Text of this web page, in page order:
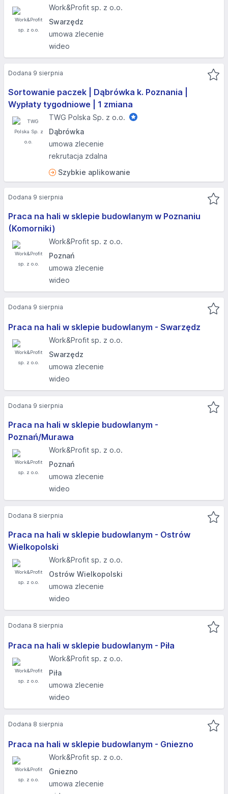
Work&Profit sp. z o.o.
Swarzędz
umowa zlecenie
wideo
Sortowanie paczek | Dąbrówka k. Poznania |
Wypłaty tygodniowe | 1 zmiana
TWG Polska Sp. z o.o.
Dąbrówka
umowa zlecenie
rekrutacja zdalna
Szybkie aplikowanie
Dodana 9 sierpnia
Praca na hali w sklepie budowlanym w Poznaniu
(Komorniki) ​
Work&Profit sp. z o.o.
Poznań
umowa zlecenie
wideo
Dodana 9 sierpnia
Praca na hali w sklepie budowlanym - Swarzędz
Work&Profit sp. z o.o.
Swarzędz
umowa zlecenie
wideo
Dodana 9 sierpnia
Praca na hali w sklepie budowlanym -
Poznań/Murawa
Work&Profit sp. z o.o.
Poznań
umowa zlecenie
wideo
Dodana 9 sierpnia
Praca na hali w sklepie budowlanym - Ostrów
Wielkopolski
Work&Profit sp. z o.o.
Ostrów Wielkopolski
umowa zlecenie
wideo
Dodana 8 sierpnia
Praca na hali w sklepie budowlanym - Piła
Work&Profit sp. z o.o.
Piła
umowa zlecenie
wideo
Dodana 8 sierpnia
Praca na hali w sklepie budowlanym - Gniezno
Work&Profit sp. z o.o.
Gniezno
umowa zlecenie
Dodana 8 sierpnia